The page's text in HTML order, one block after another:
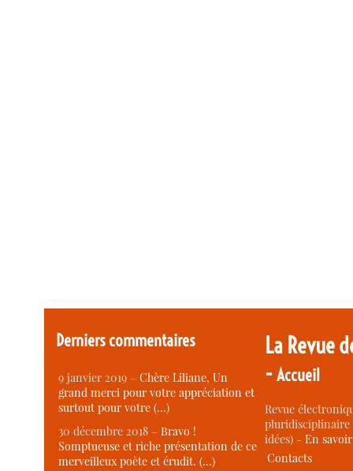
Derniers commentaires
9 janvier 2019 –Chère Liliane, Un
grand merci pour votre appréciation et
surtout pour votre (…)
30 décembre 2018 –Bravo !
Somptueuse et riche présentation de ce
merveilleux poète et érudit. (…)
La Revue
-Accueil
Revue
idées) -En
Contacts